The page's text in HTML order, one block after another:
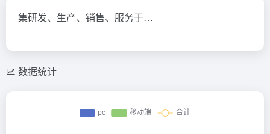
集研发、生产、销售、服务于…
数据统计